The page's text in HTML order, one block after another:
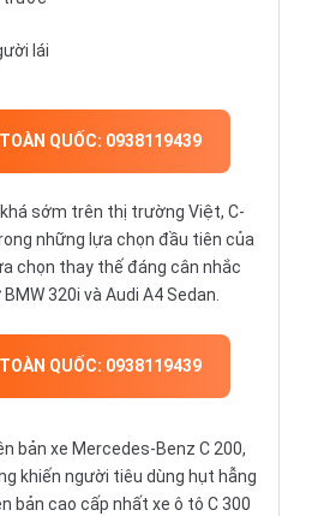
lái
QUỐC: 0938119439
sớm trên thị trường Việt, C-
những lựa chọn đầu tiên của
chọn thay thế đáng cân nhắc
BMW 320i vàAudi A4 Sedan.
QUỐC: 0938119439
bản xe Mercedes-Benz C 200,
khiến người tiêu dùng hụt hẫng
bản cao cấp nhất xe ô tô C 300